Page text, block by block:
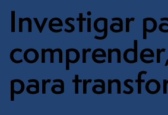
Investigar
para